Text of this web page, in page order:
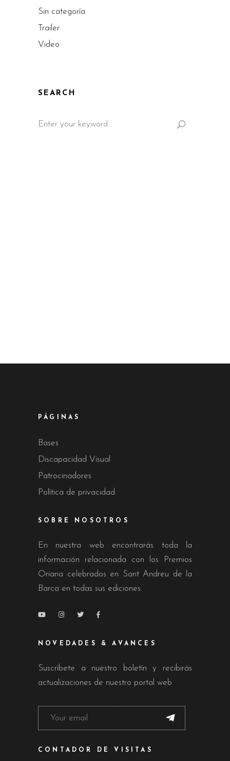
Sin categoría
Trailer
Video
SEARCH
for:
PÁGINAS
Bases
Discapacidad Visual
Patrocinadores
Política de privacidad
SOBRE NOSOTROS
En nuestra web encontrarás toda la
información relacionada con los Premios
Oriana celebrados en Sant Andreu de la
Barca en todas sus ediciones.
NOVEDADES & AVANCES
Suscríbete a nuestro boletín y recibirás
actualizaciones de nuestro portal web
CONTADOR DE VISITAS